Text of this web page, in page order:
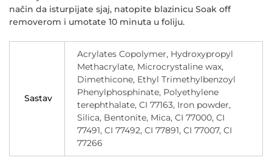
način da isturpijate sjaj, natopite blazinicu Soak off
removerom i umotate 10 minuta u foliju.
Sastav
Acrylates Copolymer, Hydroxypropyl
Methacrylate, Microcrystaline wax,
Dimethicone, Ethyl Trimethylbenzoyl
Phenylphosphinate, Polyethylene
terephthalate, CI 77163, Iron powder,
Silica, Bentonite, Mica, CI 77000, CI
77491, CI 77492, CI 77891, CI 77007, CI
77266